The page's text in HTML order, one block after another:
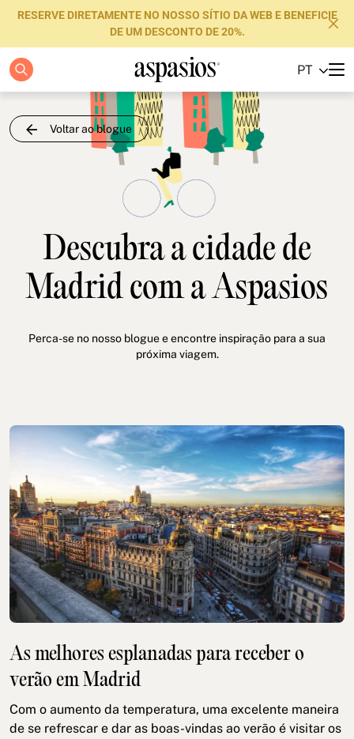
RESERVE DIRETAMENTE NO NOSSO SÍTIO DA WEB E BENEFICIE
DE UM DESCONTO DE 20%.
PT
Apartamentos
Boutique Hotels
Luxury Brand
Sobre nós
FAQs
Contacte-nos
Política de cookies Política de privacidade
Política de Privacidade nas Redes Sociais Aviso Legal
Termos e condições Canal de denúncias
Livro de Reclamações para Porto
Descubra a cidade de
Madrid com a Aspasios
Perca-se no nosso blogue e encontre inspiração para a sua
próxima viagem.
Voltar ao blogue
As melhores esplanadas para receber o
verão em Madrid
Com o aumento da temperatura, uma excelente maneira
de se refrescar e dar as boas-vindas ao verão é visitar os